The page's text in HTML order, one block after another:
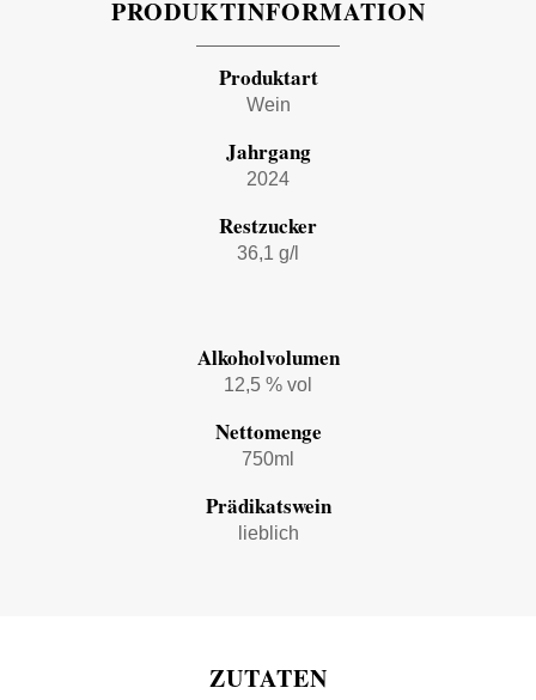
PRODUKTINFORMATION
Produktart
Wein
Jahrgang
2024
Restzucker
36,1 g/l
Alkoholvolumen
12,5 % vol
Nettomenge
750ml
Prädikatswein
lieblich
ZUTATEN